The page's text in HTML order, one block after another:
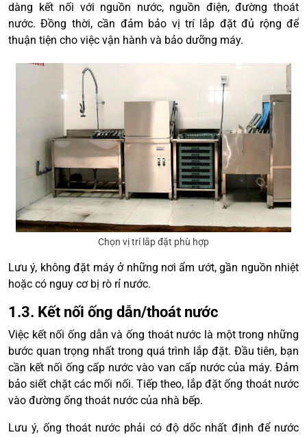
dàng kết nối với nguồn nước, nguồn điện, đường thoát
nước. Đồng thời, cần đảm bảo vị trí lắp đặt đủ rộng để
thuận tiện cho việc vận hành và bảo dưỡng máy.
Chọn vị trí lắp đặt phù hợp
Lưu ý, không đặt máy ở những nơi ẩm ướt, gần nguồn nhiệt
hoặc có nguy cơ bị rò rỉ nước.
1.3. Kết nối ống dẫn/thoát nước
Việc kết nối ống dẫn và ống thoát nước là một trong những
bước quan trọng nhất trong quá trình lắp đặt. Đầu tiên, bạn
cần kết nối ống cấp nước vào van cấp nước của máy. Đảm
bảo siết chặt các mối nối. Tiếp theo, lắp đặt ống thoát nước
vào đường ống thoát nước của nhà bếp.
Lưu ý, ống thoát nước phải có độ dốc nhất định để nước